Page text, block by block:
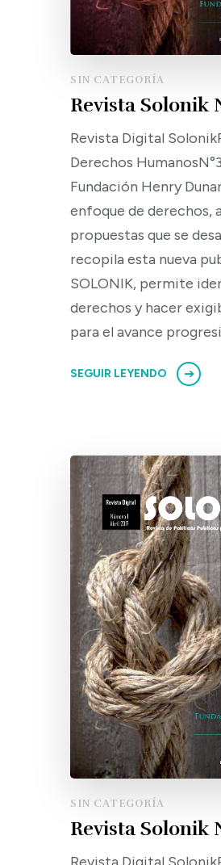
SIN CATEGORÍA
Revista Solonik
Revista Digital
Derechos
Fundación Henry
enfoque de derechos,
propuestas que se
recopila esta nueva
SOLONIK, permite
derechos y hacer
para el avance
SEGUIR LEYENDO
SIN CATEGORÍA
Revista Solonik